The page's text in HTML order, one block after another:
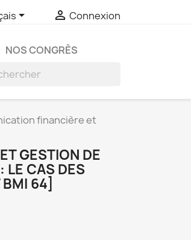
  Connexion
NOS CONGRÈS
financière et
GESTION DE
LE CAS DES
BMI 64]